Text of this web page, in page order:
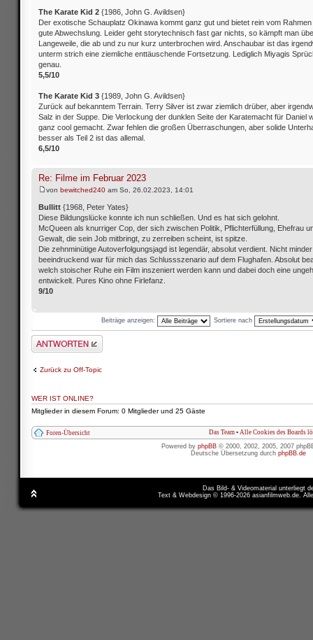
The Karate Kid 2 {1986, John G. Avildsen}
Der exotische Schauplatz Okinawa kommt ganz gut und bietet rein vom
gute Abwechslung. Leider geht storytechnisch fast gar nichts, so kämpft man
Langeweile, die ab und zu nur kurz unterbrochen wird. Anschaubar ist das
unterm strich eine ziemliche enttäuschende Fortsetzung. Lediglich Miyagis
genau.
5,5/10
The Karate Kid 3 {1989, John G. Avildsen}
Zurück auf bekanntem Terrain. Terry Silver ist zwar ziemlich drüber, aber
Salz in der Suppe. Die Verlockung der dunklen Seite der Karatemacht für Daniel
ganz cool gemacht. Zwar fehlen die großen Überraschungen, aber solide
besser als Teil 2 ist das allemal.
6,5/10
Re: Filme im Februar 2023
von bewitched240 am So, 26.02.2023, 14:01
Bullitt {1968, Peter Yates}
Diese Bildungslücke konnte ich nun schließen. Und es hat sich gelohnt.
McQueen als knurriger Cop, der sich zwischen Politik, Pflichterfüllung, Ehefrau
Gewalt, die sein Job mitbringt, zu zerreiben scheint, ist spitze.
Die zehnminütige Autoverfolgungsjagd ist legendär, absolut verdient. Nicht minder
beeindruckend war für mich das Schlussszenario auf dem Flughafen. Absolut
welch stoischer Ruhe ein Film inszeniert werden kann und dabei doch eine
entwickelt. Pures Kino ohne Firlefanz.
9/10
Beiträge anzeigen: Sortiere nach
Antwort schreiben
Zurück zu Off-Topic
WER IST ONLINE?
Mitglieder in diesem Forum: 0 Mitglieder und 25 Gäste
Foren-Übersicht Das Team • Alle Cookies des Boards
Powered by phpBB © 2000, 2002, 2005, 2007
Deutsche Übersetzung durch phpBB.de
Das Bild- & Videomaterial unterliegt
Text & Webdesign © 1996-2026 asianfilmweb.de.